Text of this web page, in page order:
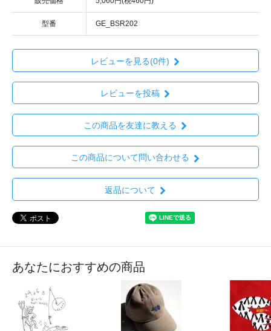
型番 GE_BSR202
レビューを見る(0件)
レビューを投稿
この商品を友達に教える
この商品について問い合わせる
返品について
あなたにおすすめの商品